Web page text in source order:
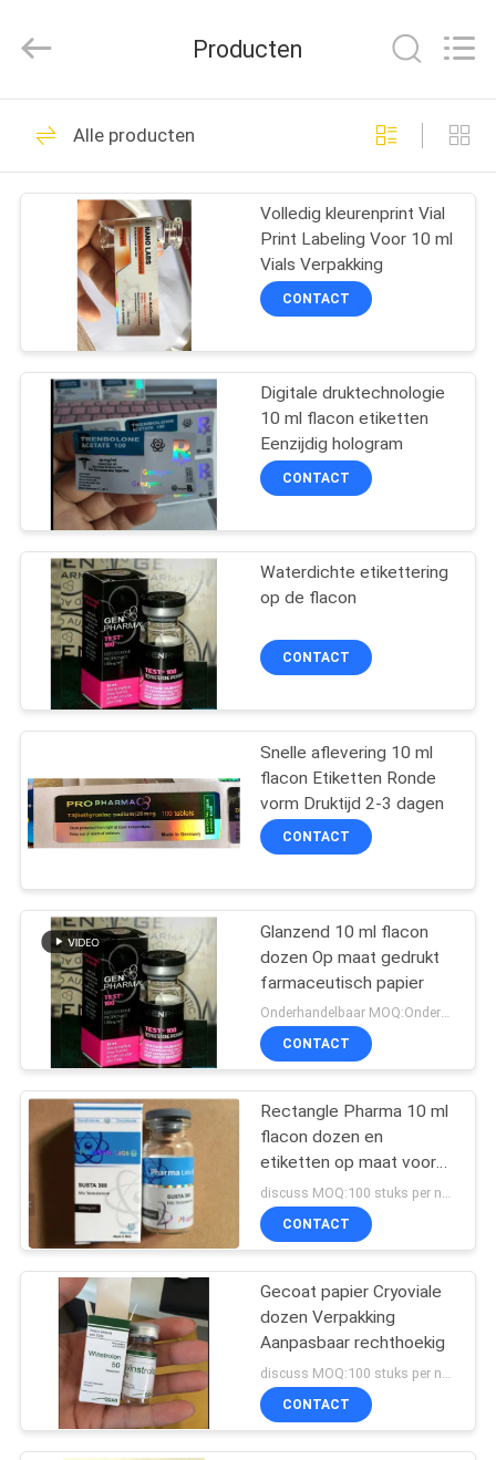
HUIS
PRODUCTEN
ONGEVEER
FABRIEKSREIS
KWALITEITSCONTROLE
CONTACTEER
ONS
NIEUWS
GEVALLEN
PRIVACY
Industry
Rights
De Etiketten van het
glasflesje
308
Etiketten van de
injectieflacon
255
10mL flesjeetiketten
de etiketten van het
douaneflesje
10ml flesjedozen
45
de sticker van het
veiligheidshologram
Producten
Alle producten
Volledig kleurenprint Vial
Print Labeling Voor 10 ml
Vials Verpakking
CONTACT
Digitale druktechnologie
10 ml flacon etiketten
Eenzijdig hologram
CONTACT
Waterdichte etikettering
op de flacon
CONTACT
Snelle aflevering 10 ml
flacon Etiketten Ronde
vorm Druktijd 2-3 dagen
CONTACT
Glanzend 10 ml flacon
dozen Op maat gedrukt
farmaceutisch papier
Onderhandelbaar MOQ:Onderhandeling
CONTACT
Rectangle Pharma 10 ml
flacon dozen en
etiketten op maat voor
unieke verpakking
discuss MOQ:100 stuks per naam
CONTACT
Gecoat papier Cryoviale
dozen Verpakking
Aanpasbaar rechthoekig
CONTACT